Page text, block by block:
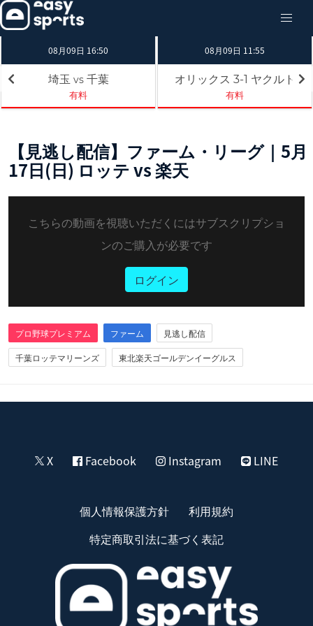
08月09日 16:50
埼玉 vs 千葉
有料
08月09日 11:55
オリックス 3-1 ヤクルト
有料
【見逃し配信】ファーム・リーグ｜5月
17日(日) ロッテ vs 楽天
こちらの動画を視聴いただくにはサブスクリプショ
ンのご購入が必要です
ログイン
プロ野球プレミアム ファーム
見逃し配信
千葉ロッテマリーンズ
東北楽天ゴールデンイーグルス
X Facebook Instagram LINE
個人情報保護方針
利用規約
特定商取引法に基づく表記